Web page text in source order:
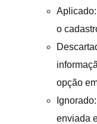
o
opção
enviada